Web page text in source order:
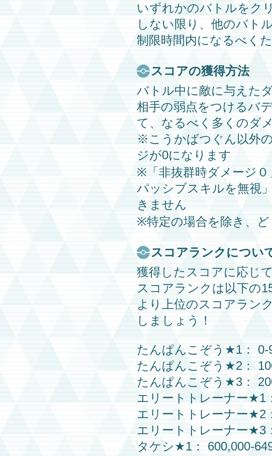
いずれかのバトルをク
しない限り、他のバト
制限時間内になるべく
スコアの獲得方法
バトル中に敵に与えた
相手の弱点をつけるバ
て、なるべく多くのダ
※こうかばつぐん以外
ジが0になります
※「非抜群時ダメージ
パッシブスキルを無視
きません
※特定の場合を除き、
スコアランクについ
獲得したスコアに応じ
スコアランクは以下の
より上位のスコアラン
しましょう！
たんぱんこぞう ★1： 0-
たんぱんこぞう ★2：
たんぱんこぞう ★3：
エリートトレーナー★1
エリートトレーナー★2
エリートトレーナー★3
タケシ★1： 600,000-